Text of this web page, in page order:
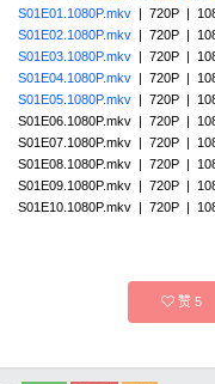
S01E01.1080P.mkv | 720P |
S01E02.1080P.mkv | 720P |
S01E03.1080P.mkv | 720P |
S01E04.1080P.mkv | 720P |
S01E05.1080P.mkv | 720P |
S01E06.1080P.mkv | 720P |
S01E07.1080P.mkv | 720P |
S01E08.1080P.mkv | 720P |
S01E09.1080P.mkv | 720P |
S01E10.1080P.mkv | 720P |
赞5